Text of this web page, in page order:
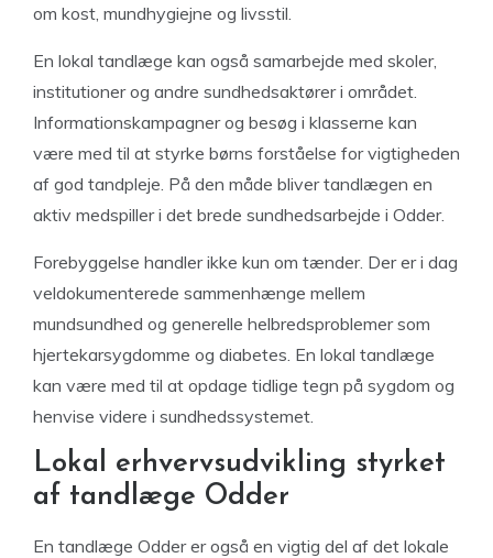
om kost, mundhygiejne og livsstil.
En lokal tandlæge kan også samarbejde med skoler,
institutioner og andre sundhedsaktører i området.
Informationskampagner og besøg i klasserne kan
være med til at styrke børns forståelse for vigtigheden
af god tandpleje. På den måde bliver tandlægen en
aktiv medspiller i det brede sundhedsarbejde i Odder.
Forebyggelse handler ikke kun om tænder. Der er i dag
veldokumenterede sammenhænge mellem
mundsundhed og generelle helbredsproblemer som
hjertekarsygdomme og diabetes. En lokal tandlæge
kan være med til at opdage tidlige tegn på sygdom og
henvise videre i sundhedssystemet.
Lokal erhvervsudvikling styrket
af tandlæge Odder
En tandlæge Odder er også en vigtig del af det lokale